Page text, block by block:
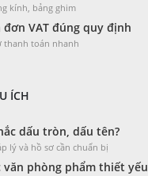
kính, bảng ghim
đơn VAT đúng quy định
thanh toán nhanh
ÍCH
dấu tròn, dấu tên?
lý và hồ sơ cần chuẩn bị
văn phòng phẩm thiết yếu